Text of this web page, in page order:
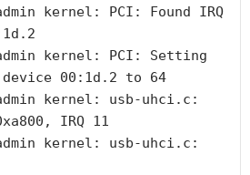
kernel: PCI: Found IRQ
kernel: PCI: Setting
00:1d.2 to 64
kernel: usb-uhci.c:
IRQ 11
kernel: usb-uhci.c: